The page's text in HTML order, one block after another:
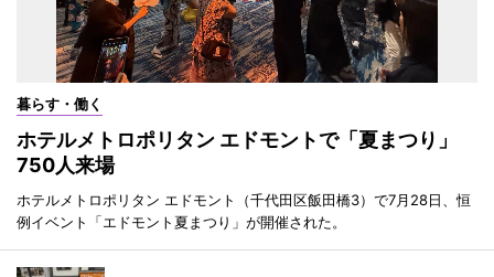
暮らす・働く
ホテルメトロポリタン エドモントで「夏まつり」
750人来場
ホテルメトロポリタン エドモント（千代田区飯田橋3）で7月28日、恒
例イベント「エドモント夏まつり」が開催された。